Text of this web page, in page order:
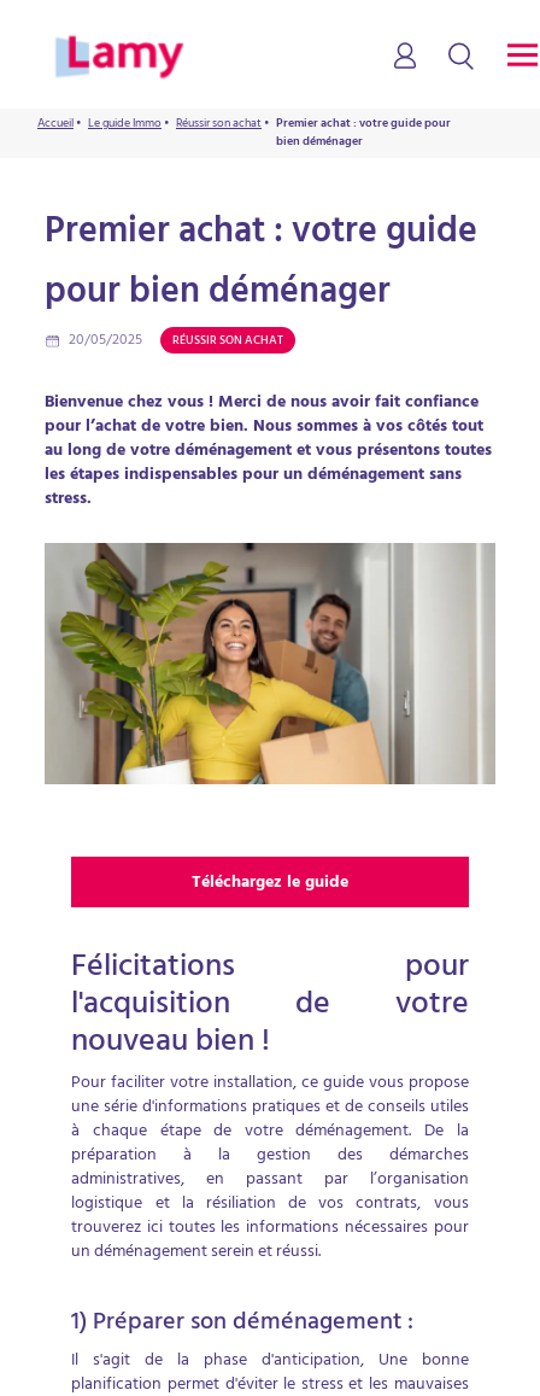
Accueil• Le guide Immo• Réussir son achat• Premier achat : votre guide pour
bien déménager
Premier achat : votre guide
pour bien déménager
20/05/2025 RÉUSSIR SON ACHAT
Bienvenue chez vous ! Merci de nous avoir fait confiance
pour l’achat de votre bien. Nous sommes à vos côtés tout
au long de votre déménagement et vous présentons toutes
les étapes indispensables pour un déménagement sans
stress.
Téléchargez le guide
Félicitations pour
l'acquisition de votre
nouveau bien !
Pour faciliter votre installation, ce guide vous propose
une série d'informations pratiques et de conseils utiles
à chaque étape de votre déménagement. De la
préparation à la gestion des démarches
administratives, en passant par l’organisation
logistique et la résiliation de vos contrats, vous
trouverez ici toutes les informations nécessaires pour
un déménagement serein et réussi.
1) Préparer son déménagement :
Il s'agit de la phase d'anticipation, Une bonne
planification permet d'éviter le stress et les mauvaises